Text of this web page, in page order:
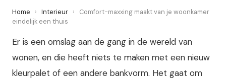
Home › Interieur ›
Comfort-maxxing maakt van je woonkamer
eindelijk een thuis
Er is een omslag aan de gang in de wereld van
wonen, en die heeft niets te maken met een nieuw
kleurpalet of een andere bankvorm. Het gaat om